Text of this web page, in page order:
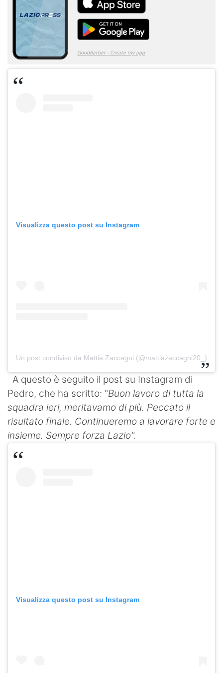
Visualizza questo post su Instagram
Un post condiviso da Mattia Zaccagni (@mattiazaccagni20_)
A questo è seguito il post su Instagram di
Pedro, che ha scritto: "Buon lavoro di tutta la
squadra ieri, meritavamo di più. Peccato il
risultato finale. Continueremo a lavorare forte e
insieme. Sempre forza Lazio".
Visualizza questo post su Instagram